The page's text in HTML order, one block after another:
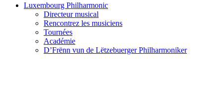
Luxembourg Philharmonic
Directeur musical
Rencontrez les musiciens
Tournées
Académie
D’Frënn vun de Lëtzebuerger Philharmoniker